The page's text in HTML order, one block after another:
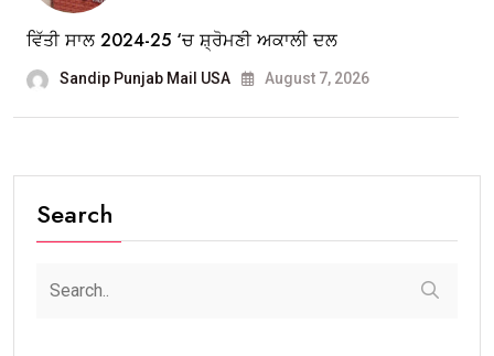
ਵਿੱਤੀ ਸਾਲ 2024-25 ‘ਚ ਸ਼੍ਰੋਮਣੀ ਅਕਾਲੀ ਦਲ
Sandip Punjab Mail USA August 7, 2026
Search